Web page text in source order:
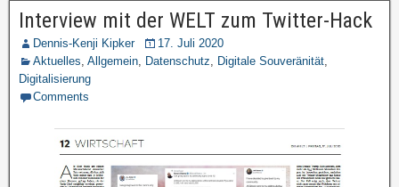
Interview mit der WELT zum Twitter-Hack
Dennis-Kenji Kipker
17. Juli 2020
Aktuelles, Allgemein, Datenschutz, Digitale Souveränität,
Digitalisierung
Comments